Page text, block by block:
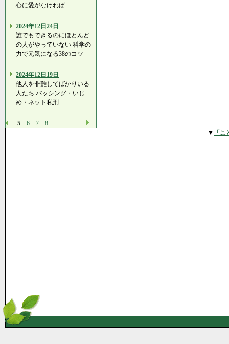
心に愛がなければ
2024年12日24日
誰でもできるのにほとんど
の人がやっていない 科学の
力で元気になる38のコツ
2024年12日19日
他人を非難してばかりいる
人たち バッシング・いじ
め・ネット私刑
5 6 7 8
▼ 「